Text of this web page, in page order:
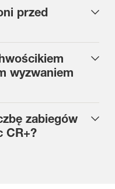
przed
wyzwaniem
zabiegów
CR+?